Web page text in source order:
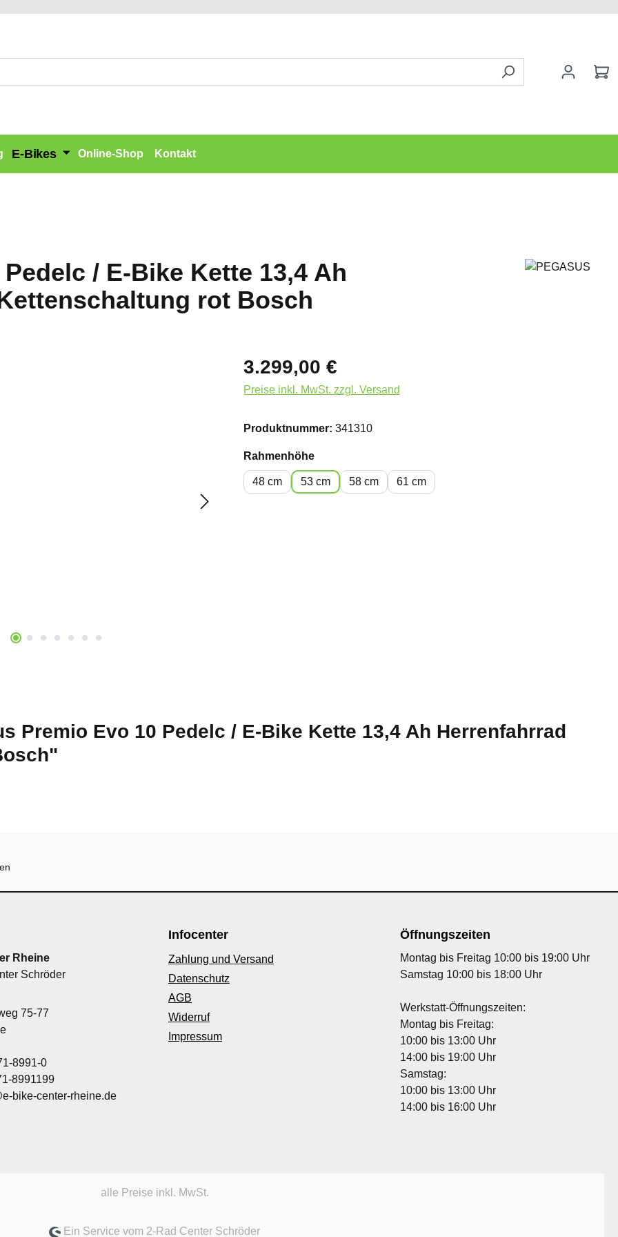
E-Bikes Online-Shop Kontakt
/ E-Bike Kette 13,4 Ah
rot Bosch
3.299,00 €
Preise inkl. MwSt. zzgl. Versand
Produktnummer: 341310
Rahmenhöheauswählen
48 cm 53 cm 58 cm 61 cm
Premio Evo 10 Pedelc / E-Bike Kette 13,4 Ah Herrenfahrrad
Rheine
Schröder
75-77
8991-0
8991199
bike-center-rheine.de
Infocenter
Zahlung und Versand
Datenschutz
AGB
Widerruf
Impressum
Öffnungszeiten
Montag bis Freitag 10:00 bis 19:00 Uhr
Samstag 10:00 bis 18:00 Uhr
Werkstatt-Öffnungszeiten:
Montag bis Freitag:
10:00 bis 13:00 Uhr
14:00 bis 19:00 Uhr
Samstag:
10:00 bis 13:00 Uhr
14:00 bis 16:00 Uhr
alle Preise inkl. MwSt.
Ein Service vom 2-Rad Center Schröder